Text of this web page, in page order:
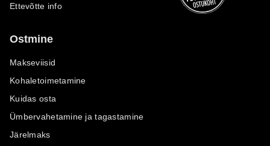
Ettevõtte info
Ostmine
Makseviisid
Kohaletoimetamine
Kuidas osta
Ümbervahetamine ja tagastamine
Järelmaks